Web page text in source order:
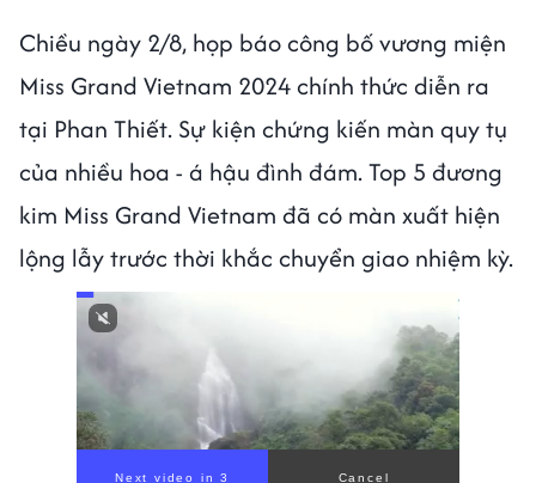
Chiều ngày 2/8, họp báo công bố vương miện
Miss Grand Vietnam 2024 chính thức diễn ra
tại Phan Thiết. Sự kiện chứng kiến màn quy tụ
của nhiều hoa - á hậu đình đám. Top 5 đương
kim Miss Grand Vietnam đã có màn xuất hiện
lộng lẫy trước thời khắc chuyển giao nhiệm kỳ.
Next video in 1 Cancel